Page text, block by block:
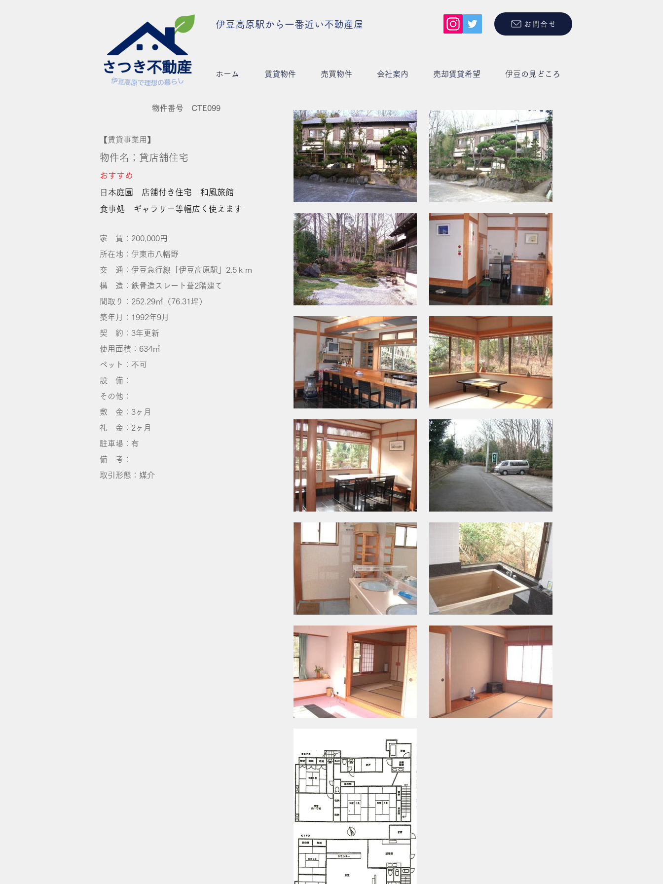
伊豆高原駅から一番近い不動産屋 お問合せ
ホーム 賃貸物件 売買物件 会社案内 売却賃貸希望 伊豆の見どころ
物件番号 CTE099
【賃貸事業用】
物件名；貸店舗住宅
おすすめ
​日本庭園 店舗付き住宅 和風旅館
食事処 ギャラリー等幅広く使えます
家 賃：200,000円
所在地：伊東市八幡野
交 通：伊豆急行線「伊豆高原駅」2.5ｋｍ
構 造：鉄骨造スレート葺2階建て
間取り：252.29㎡（76.31坪）
築年月：1992年9月
契 約：3年更新
使用面積：634㎡
ペット：不可
​設 備：
その他：
敷 金：3ヶ月
礼 金：2ヶ月
​駐車場：有
備 考：
​取引形態：媒介